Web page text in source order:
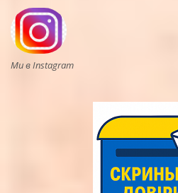
Ми в Instagram